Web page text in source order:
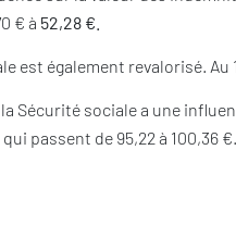
€ à 52,28 €.
est également revalorisé. Au 1
Sécurité sociale a une
passent de 95,22 à 100,36 €.